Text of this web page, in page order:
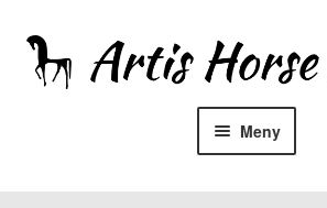
Hoppa
till
navigering
Hoppa
till
innehåll
Meny